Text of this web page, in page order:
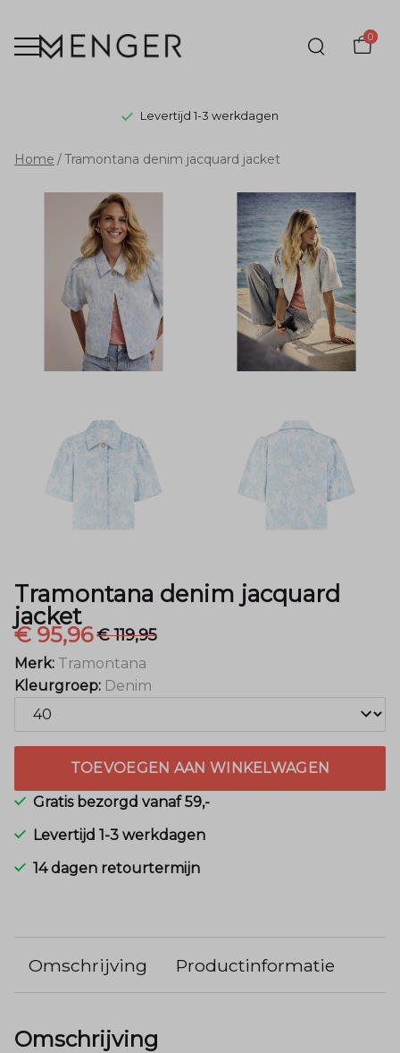
0
Levertijd 1-3 werkdagen
Tramontana
denim
jacquard
jacket
Menger
Mode
Home Tramontana denim jacquard jacket
Tramontana denim jacquard
jacket
€ 95,96€ 119,95
Merk: Tramontana
Kleurgroep: Denim
TOEVOEGEN AAN WINKELWAGEN
Gratis bezorgd vanaf 59,-
Levertijd 1-3 werkdagen
14 dagen retourtermijn
Omschrijving Productinformatie
Omschrijving